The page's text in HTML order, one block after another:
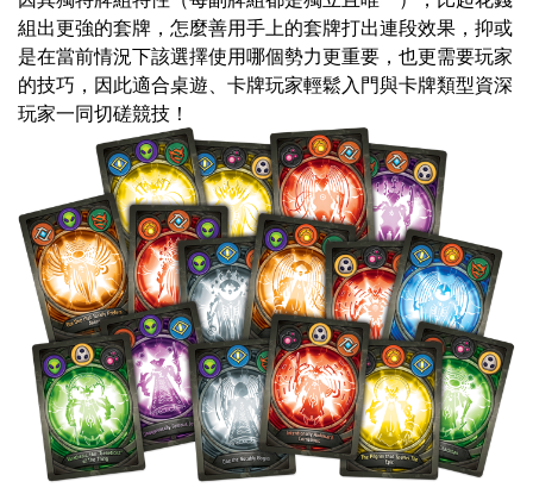
組出更強的套牌，怎麼善用手上的套牌打出連段效果，抑或
是在當前情況下該選擇使用哪個勢力更重要，也更需要玩家
的技巧，因此適合桌遊、卡牌玩家輕鬆入門與卡牌類型資深
玩家一同切磋競技！